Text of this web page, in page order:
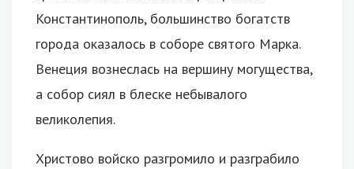
Константинополь, большинство богатств
города оказалось в соборе святого Марка.
Венеция вознеслась на вершину могущества,
а собор сиял в блеске небывалого
великолепия.
Христово войско разгромило и разграбило